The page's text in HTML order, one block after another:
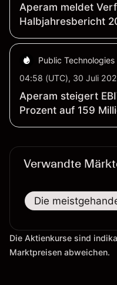
Aperam meldet
Halbjahresbericht
Public Technologies
04:58 (UTC), 30 Juli
Aperam steigert
Prozent auf 159
dreht auf 116
Verwandte
Die
Die Aktienkurse sind
Marktpreisen abweichen.